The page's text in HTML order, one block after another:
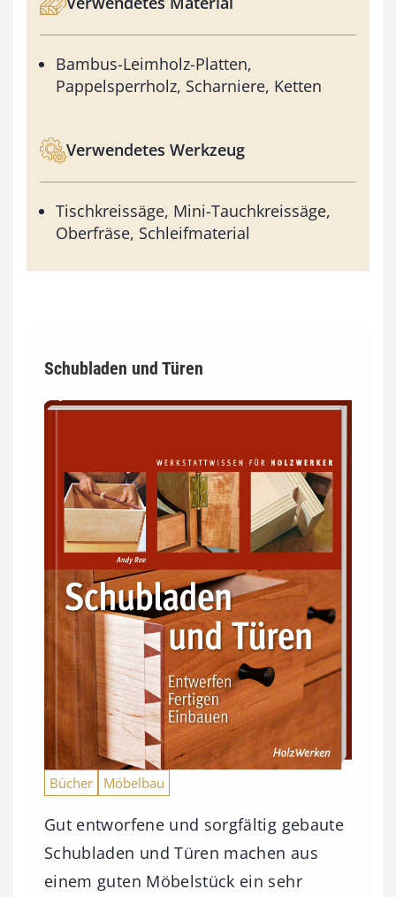
Bambus-Leimholz-Platten,
Pappelsperrholz, Scharniere, Ketten
Verwendetes Werkzeug
Tischkreissäge, Mini-Tauchkreissäge,
Oberfräse, Schleifmaterial
Schubladen und Türen
Bücher Möbelbau
Gut entworfene und sorgfältig gebaute
Schubladen und Türen machen aus
einem guten Möbelstück ein sehr